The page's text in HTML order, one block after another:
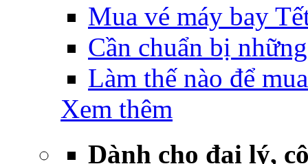
Mua vé máy bay
Cần chuẩn bị
Làm thế nào để
Xem thêm
Dành cho đại lý,